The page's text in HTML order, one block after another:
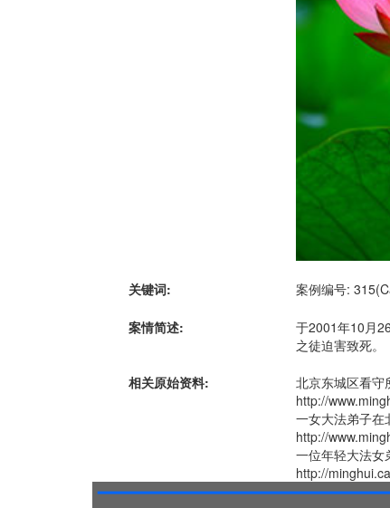
关键词: 案例编号:
案情简述:
于2001年10月
之徒迫害致死。
相关原始资料:
北京东城区看守
http://
一女大法弟子在
http://
一位年轻大法女
http://